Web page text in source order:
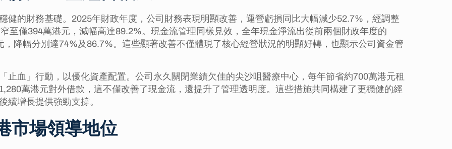
健的財務基礎。2025年財政年度，公司財務表現明顯改善，運營虧損同比大幅減少52.7%，經調整
至僅394萬港元，減幅高達89.2%。現金流管理同樣見效，全年現金淨流出從前兩個財政年度的
降幅分別達74%及86.7%。這些顯著改善不僅體現了核心經營狀況的明顯好轉，也顯示公司資金管
止血」行動，以優化資產配置。公司永久關閉業績欠佳的尖沙咀醫療中心，每年節省約700萬港元租
萬港元對外借款，這不僅改善了現金流，還提升了管理透明度。這些措施共同構建了更穩健的經
續增長提供強勁支撐。
市場領導地位